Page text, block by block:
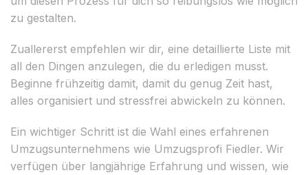
zu gestalten.
Zuallererst empfehlen wir dir, eine detaillierte Liste mit
all den Dingen anzulegen, die du erledigen musst.
Beginne frühzeitig damit, damit du genug Zeit hast,
alles organisiert und stressfrei abwickeln zu können.
Ein wichtiger Schritt ist die Wahl eines erfahrenen
Umzugsunternehmens wie Umzugsprofi Fiedler. Wir
verfügen über langjährige Erfahrung und wissen, wie